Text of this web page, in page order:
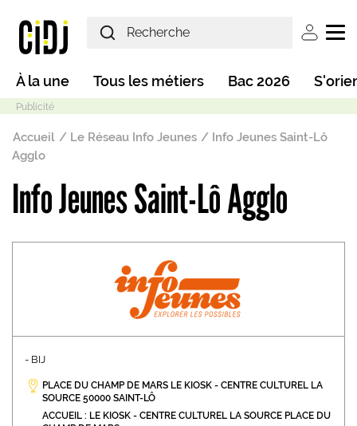
User
Main navigation
À la une Tous les métiers Bac 2026
Mode sombre
Fil d'Ariane
Accueil Le Réseau Info Jeunes
Info Jeunes Saint-Lô
Agglo
Info Jeunes Saint-Lô Agglo
- BIJ
PLACE DU CHAMP DE MARS LE KIOSK - CENTRE CULTUREL LA
SOURCE 50000 SAINT-LÔ
ACCUEIL : LE KIOSK - CENTRE CULTUREL LA SOURCE PLACE DU